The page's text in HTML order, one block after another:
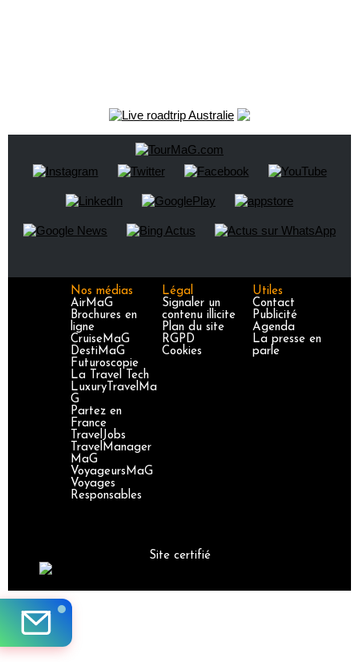
Nos médias
AirMaG
Brochures en
ligne
CruiseMaG
DestiMaG
Futuroscopie
La Travel Tech
LuxuryTravelMa
G
Partez en
France
TravelJobs
TravelManager
MaG
VoyageursMaG
Voyages
Responsables
Légal
Signaler un
contenu illicite
Plan du site
RGPD
Cookies
Utiles
Contact
Publicité
Agenda
La presse en
parle
Site certifié